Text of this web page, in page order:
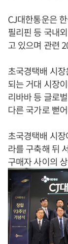
CJ대한통운은
필리핀 등 국내
고 있으며 관련
초국경택배 시
되는 거대 시장
리바바 등 글로
다른 국가로 뻗
초국경택배 시
라를 구축해 뒤
구매자 사이의